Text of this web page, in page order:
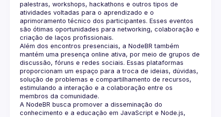
palestras, workshops, hackathons e outros tipos de
atividades voltadas para o aprendizado e o
aprimoramento técnico dos participantes. Esses eventos
são ótimas oportunidades para networking, colaboração e
Além dos encontros presenciais, a NodeBR também
mantém uma presença online ativa, por meio de grupos de
discussão, fóruns e redes sociais. Essas plataformas
proporcionam um espaço para a troca de ideias, dúvidas,
solução de problemas e compartilhamento de recursos,
estimulando a interação e a colaboração entre os
A NodeBR busca promover a disseminação do
conhecimento e a educação em JavaScript e Node.js,